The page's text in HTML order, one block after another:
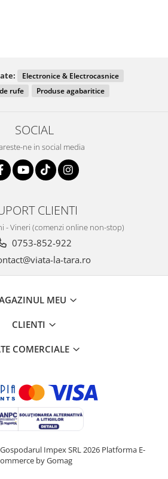
Electronice & Electrocasnice
rufe
Produse agabaritice
SOCIAL
ne in social media
CLIENTI
- Vineri (comenzi online non-stop)
0753-852-922
la-tara.ro
MEU
CLIENTI
COMERCIALE
Impex SRL 2026 Platforma E-
by Gomag